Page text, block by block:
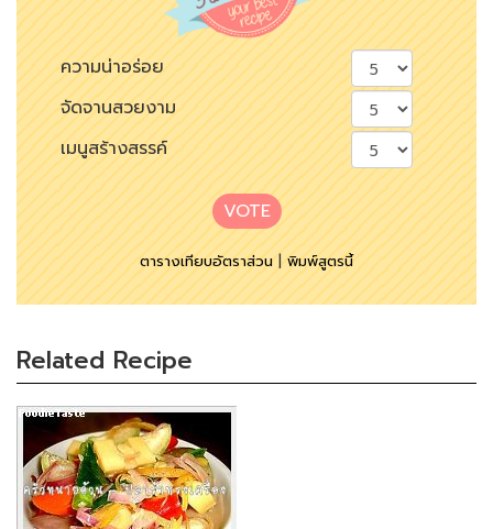
ความน่าอร่อย
จัดจานสวยงาม
เมนูสร้างสรรค์
VOTE
ตารางเทียบอัตราส่วน|พิมพ์สูตรนี้
Related Recipe